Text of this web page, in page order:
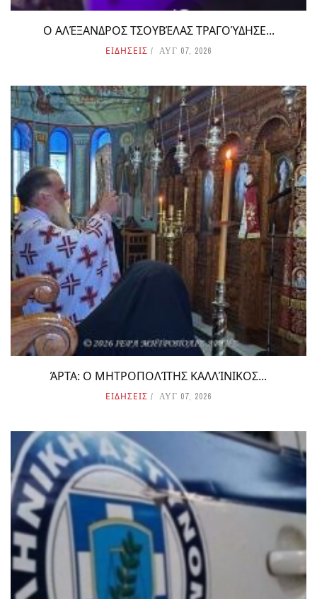
Ο ΑΛΈΞΑΝΔΡΟΣ ΤΣΟΥΒΈΛΑΣ ΤΡΑΓΟΎΔΗΣΕ...
ΕΙΔΗΣΕΙΣ ΑΥΓ 07, 2026
ΆΡΤΑ: Ο ΜΗΤΡΟΠΟΛΊΤΗΣ ΚΑΛΛΊΝΙΚΟΣ...
ΕΙΔΗΣΕΙΣ ΑΥΓ 07, 2026